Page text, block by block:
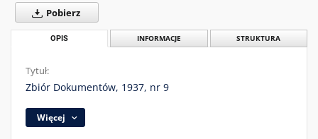
Pobierz
OPIS INFORMACJE STRUKTURA
Tytuł:
Zbiór Dokumentów, 1937, nr 9
Więcej